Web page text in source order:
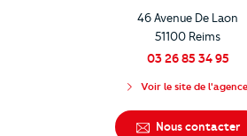
46 Avenue De Laon
51100 Reims
03 26 85 34 95
Voir le site de l'agence
Nous contacter